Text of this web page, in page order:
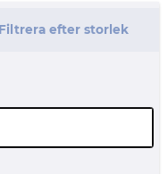
Filtrera efter storlek